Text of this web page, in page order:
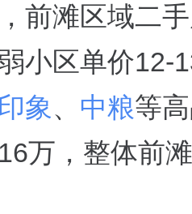
前滩区域二
小区单价12-
象 、 中粮等
万，整体前